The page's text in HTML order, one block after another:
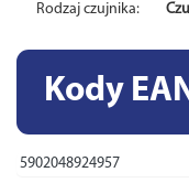
Rodzaj czujnika:
Kody
5902048924957